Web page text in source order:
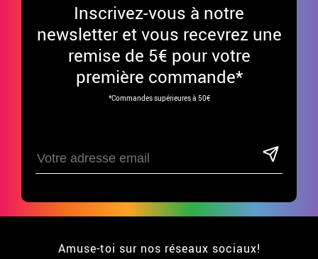
Inscrivez-vous à notre
newsletter et vous recevrez une
remise de 5€ pour votre
première commande*
*Commandes supérieures à 50€
Amuse-toi sur nos réseaux sociaux!